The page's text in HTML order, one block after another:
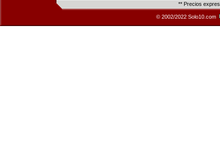
** Precios
© 2002/2022 Solo10.com